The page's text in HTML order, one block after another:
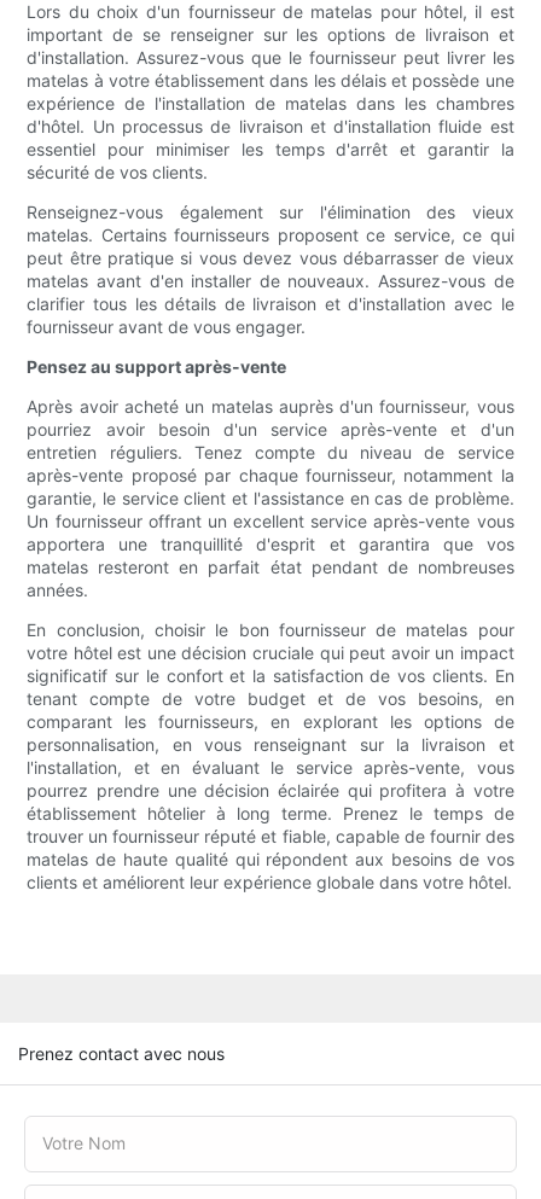
Lors du choix d'un fournisseur de matelas pour hôtel, il est
important de se renseigner sur les options de livraison et
d'installation. Assurez-vous que le fournisseur peut livrer les
matelas à votre établissement dans les délais et possède une
expérience de l'installation de matelas dans les chambres
d'hôtel. Un processus de livraison et d'installation fluide est
essentiel pour minimiser les temps d'arrêt et garantir la
sécurité de vos clients.
Renseignez-vous également sur l'élimination des vieux
matelas. Certains fournisseurs proposent ce service, ce qui
peut être pratique si vous devez vous débarrasser de vieux
matelas avant d'en installer de nouveaux. Assurez-vous de
clarifier tous les détails de livraison et d'installation avec le
fournisseur avant de vous engager.
Pensez au support après-vente
Après avoir acheté un matelas auprès d'un fournisseur, vous
pourriez avoir besoin d'un service après-vente et d'un
entretien réguliers. Tenez compte du niveau de service
après-vente proposé par chaque fournisseur, notamment la
garantie, le service client et l'assistance en cas de problème.
Un fournisseur offrant un excellent service après-vente vous
apportera une tranquillité d'esprit et garantira que vos
matelas resteront en parfait état pendant de nombreuses
années.
En conclusion, choisir le bon fournisseur de matelas pour
votre hôtel est une décision cruciale qui peut avoir un impact
significatif sur le confort et la satisfaction de vos clients. En
tenant compte de votre budget et de vos besoins, en
comparant les fournisseurs, en explorant les options de
personnalisation, en vous renseignant sur la livraison et
l'installation, et en évaluant le service après-vente, vous
pourrez prendre une décision éclairée qui profitera à votre
établissement hôtelier à long terme. Prenez le temps de
trouver un fournisseur réputé et fiable, capable de fournir des
matelas de haute qualité qui répondent aux besoins de vos
clients et améliorent leur expérience globale dans votre hôtel.
Prenez contact avec nous
Votre Nom